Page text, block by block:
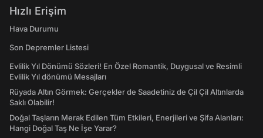
Hızlı Erişim
Hava Durumu
Son Depremler Listesi
Evlilik Yıl Dönümü Sözleri! En Özel Romantik, Duygusal ve Resimli
Evlilik Yıl dönümü Mesajları
Rüyada Altın Görmek: Gerçekler de Saadetiniz de Çil Çil Altınlarda
Saklı Olabilir!
Doğal Taşların Merak Edilen Tüm Etkileri, Enerjileri ve Şifa Alanları:
Hangi Doğal Taş Ne İşe Yarar?